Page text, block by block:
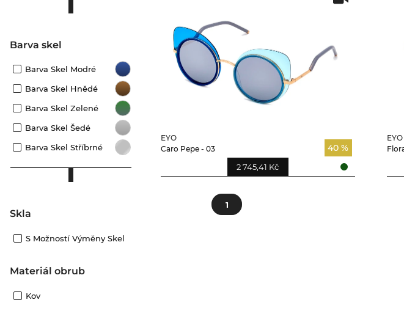
Barva skel
Barva Skel Modré
Barva Skel Hnědé
Barva Skel Zelené
Barva Skel Šedé
Barva Skel Stříbrné
Skla
S Možností Výměny Skel
Materiál obrub
Kov
EYO
Caro Pepe - 03
40 %
2 745,41 Kč
EYO
1